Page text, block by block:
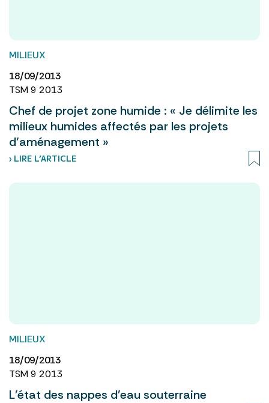
MILIEUX
18/09/2013
TSM 9 2013
Chef de projet zone humide : « Je délimite les
milieux humides affectés par les projets
d’aménagement »
› LIRE L’ARTICLE
MILIEUX
18/09/2013
TSM 9 2013
L'état des nappes d'eau souterraine